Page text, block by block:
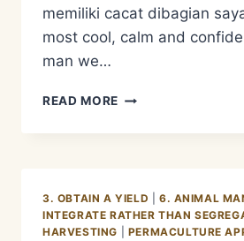
memiliki cacat dibagian
most cool, calm and
man we…
READ MORE FUNGSI
RANGE
3. OBTAIN A YIELD 6. ANIMAL
INTEGRATE RATHER THAN
HARVESTING
PERMACULTURE